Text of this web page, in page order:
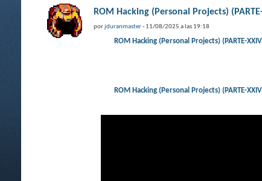
ROM Hacking (Personal Projects)
porjduranmaster- 11/08/2025 a las 19:18
ROM Hacking (Personal Projects) (PARTE-
ROM Hacking (Personal Projects) (PARTE-